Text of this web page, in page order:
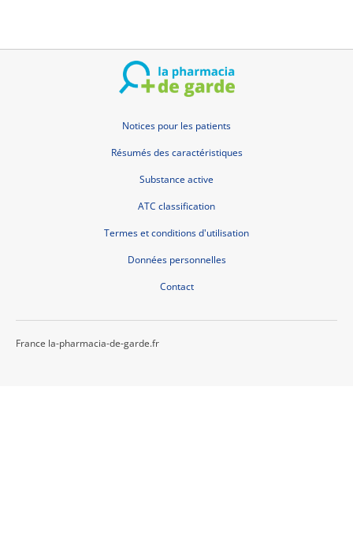
Notices pour les patients
Résumés des caractéristiques
Substance active
ATC classification
Termes et conditions d'utilisation
Données personnelles
Contact
France la-pharmacia-de-garde.fr